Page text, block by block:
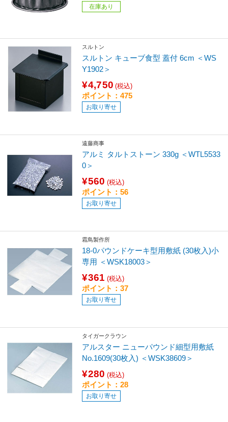
在庫あり
スルトン
スルトン キューブ食型 蓋付 6cm ＜WS
Y1902＞
¥4,750 (税込)
ポイント：475
お取り寄せ
遠藤商事
アルミ タルトストーン 330g ＜WTL5533
0＞
¥560 (税込)
ポイント：56
お取り寄せ
霜鳥製作所
18-0パウンドケーキ型用敷紙 (30枚入)小
専用 ＜WSK18003＞
¥361 (税込)
ポイント：37
お取り寄せ
タイガークラウン
アルスター ニューパウンド細型用敷紙
No.1609(30枚入) ＜WSK38609＞
¥280 (税込)
ポイント：28
お取り寄せ